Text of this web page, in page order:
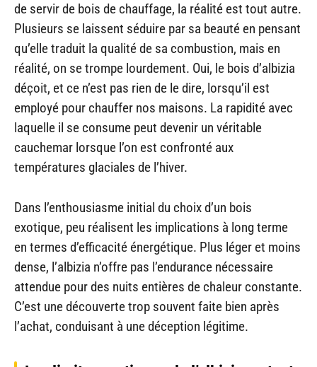
de servir de bois de chauffage, la réalité est tout autre.
Plusieurs se laissent séduire par sa beauté en pensant
qu’elle traduit la qualité de sa combustion, mais en
réalité, on se trompe lourdement. Oui, le bois d’albizia
déçoit, et ce n’est pas rien de le dire, lorsqu’il est
employé pour chauffer nos maisons. La rapidité avec
laquelle il se consume peut devenir un véritable
cauchemar lorsque l’on est confronté aux
températures glaciales de l’hiver.
Dans l’enthousiasme initial du choix d’un bois
exotique, peu réalisent les implications à long terme
en termes d’efficacité énergétique. Plus léger et moins
dense, l’albizia n’offre pas l’endurance nécessaire
attendue pour des nuits entières de chaleur constante.
C’est une découverte trop souvent faite bien après
l’achat, conduisant à une déception légitime.